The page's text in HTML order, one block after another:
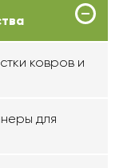
ковров и
для